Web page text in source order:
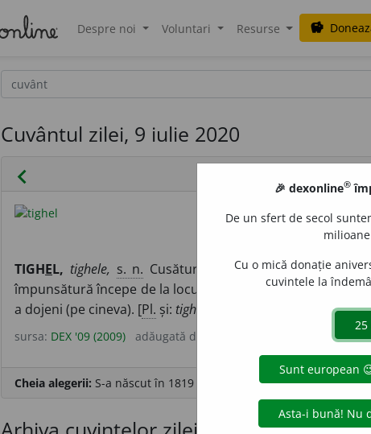
Despre noi Voluntari Resurse savings
Cuvântul zilei, 9 iulie 2020
chevron_left
TIGHEL, tighele, s. n. Cusătură vizibilă, foarte măruntă
împunsătură începe de la locul ultimei împunsături
a dojeni (pe cineva). [Pl. și: tigheluri
sursa: DEX '09 (2009) adăugată de
Cheia alegerii: S-a născut în 1819 Elias Howe, inventator
🎉 dexonline®
De un sfert de secol
Cu o mică donație
cuvintele la